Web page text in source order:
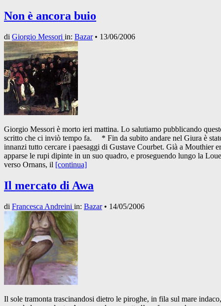
Non è ancora buio
di Giorgio Messori in: Bazar• 13/06/2006
Giorgio Messori è morto ieri mattina. Lo salutiamo pubblicando
scritto che ci inviò tempo fa. * Fin da subito andare nel Giura è
innanzi tutto cercare i paesaggi di Gustave Courbet. Già a Mouthier
apparse le rupi dipinte in un suo quadro, e proseguendo lungo la Loue
verso Ornans, il [continua]
Il mercato di Awa
di Francesca Andreini in: Bazar• 14/05/2006
Il sole tramonta trascinandosi dietro le piroghe, in fila sul mare indaco,